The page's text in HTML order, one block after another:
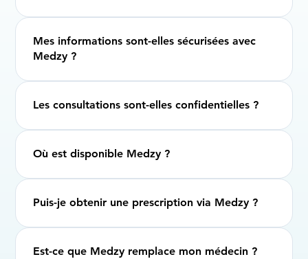
Mes informations sont-elles sécurisées avec
Medzy ?
Les consultations sont-elles confidentielles ?
Où est disponible Medzy ?
Puis-je obtenir une prescription via Medzy ?
Est-ce que Medzy remplace mon médecin ?